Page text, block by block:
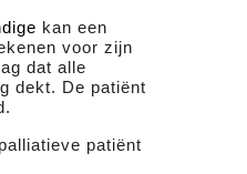
kan een
voor zijn
dat alle
dekt. De patiënt
patiënt